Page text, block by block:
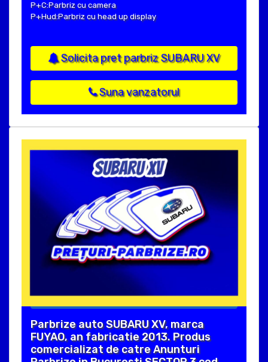
P+C:Parbriz cu camera
P+Hud:Parbriz cu head up display
Solicita pret parbriz SUBARU XV
Suna vanzatorul
Parbrize auto SUBARU XV, marca
FUYAO, an fabricatie 2013. Produs
comercializat de catre Anunturi